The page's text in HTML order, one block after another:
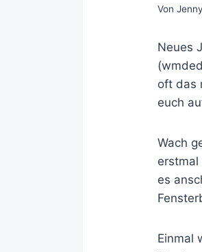
Von Jenny
Neues
oft das
euch
Wach
erstmal
es
Einmal